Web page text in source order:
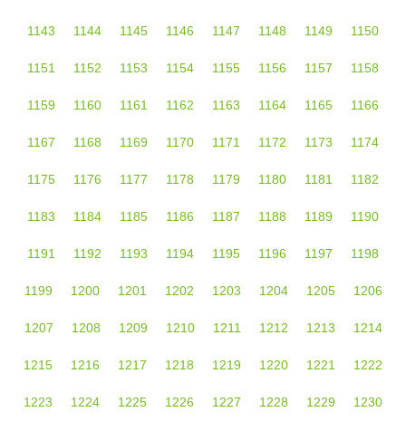
1143 1144 1145 1146 1147 1148 1149 1150
1151 1152 1153 1154 1155 1156 1157 1158
1159 1160 1161 1162 1163 1164 1165 1166
1167 1168 1169 1170 1171 1172 1173 1174
1175 1176 1177 1178 1179 1180 1181 1182
1183 1184 1185 1186 1187 1188 1189 1190
1191 1192 1193 1194 1195 1196 1197 1198
1199 1200 1201 1202 1203 1204 1205 1206
1207 1208 1209 1210 1211 1212 1213 1214
1215 1216 1217 1218 1219 1220 1221 1222
1223 1224 1225 1226 1227 1228 1229 1230